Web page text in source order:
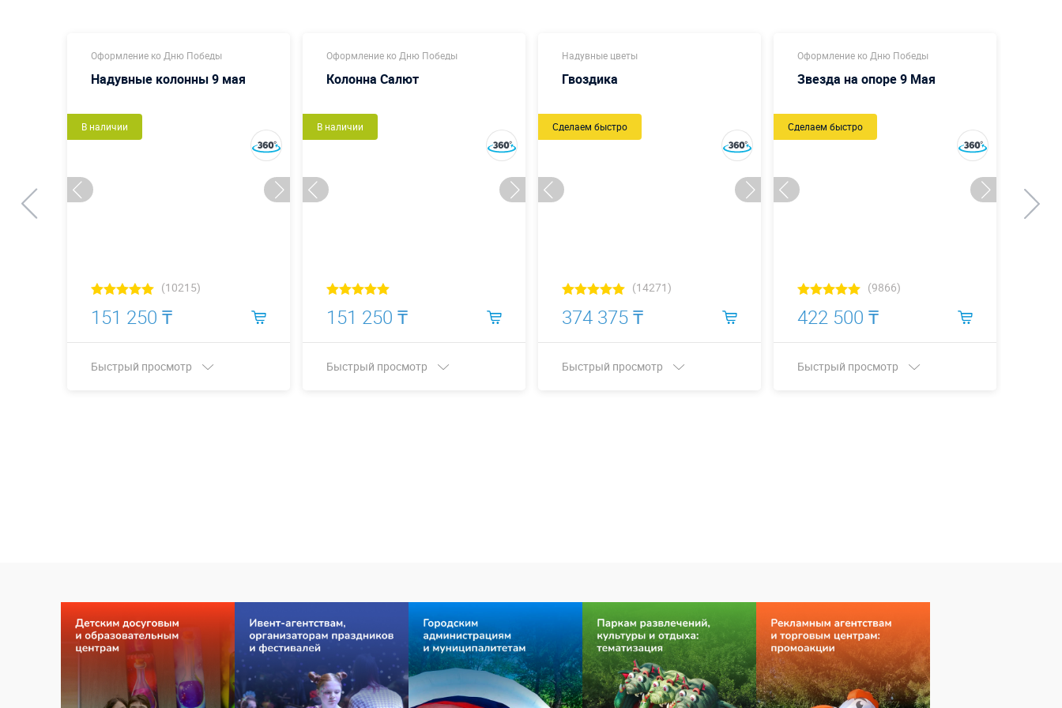
Оформление ко Дню Победы
Надувные колонны 9 мая
В наличии
(10215)
151 250 ₸
Быстрый просмотр
Оформление ко Дню Победы
Колонна Салют
В наличии
151 250 ₸
Быстрый просмотр
Надувные цветы
Гвоздика
Сделаем быстро
(14271)
374 375 ₸
Быстрый просмотр
Оформление ко Дню Победы
Звезда на опоре 9 Мая
Сделаем быстро
(9866)
422 500 ₸
Быстрый просмотр